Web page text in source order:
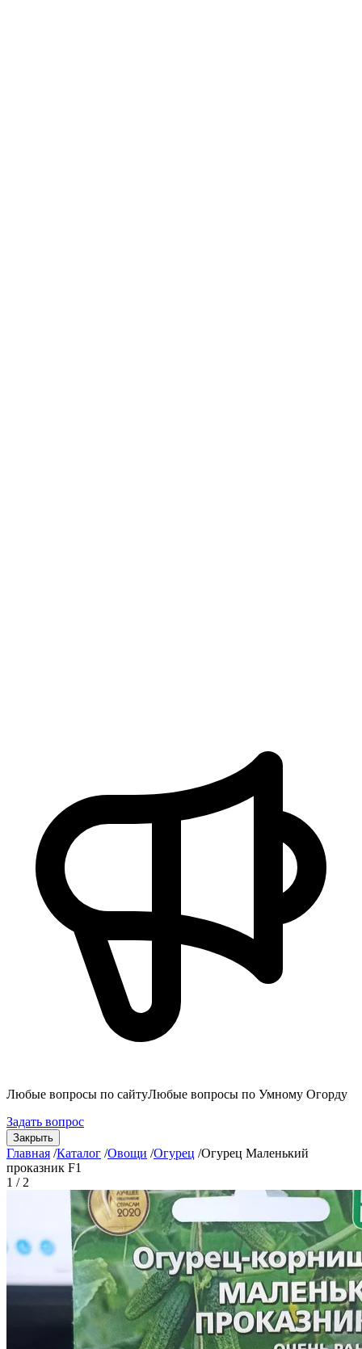
Любые вопросы по сайтуЛюбые вопросы по Умному Огорду
Задать вопрос
Закрыть
Главная /Каталог /Овощи /Огурец /Огурец Маленький
проказник F1
1 / 2